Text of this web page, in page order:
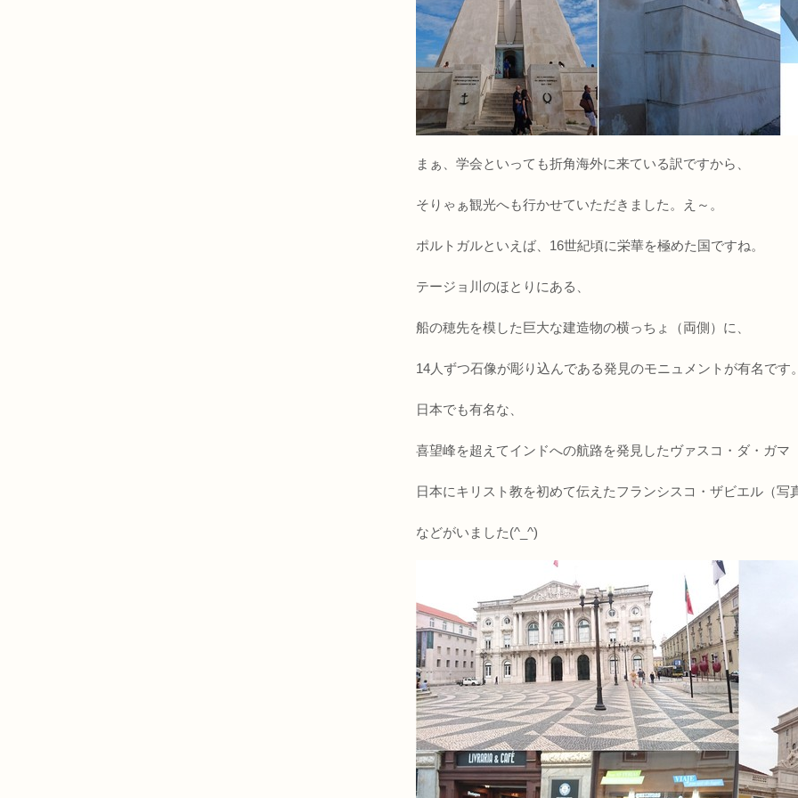
まぁ、学会といっても折角海外に来ている訳ですから、
そりゃぁ観光へも行かせていただきました。え～。
ポルトガルといえば、16世紀頃に栄華を極めた国ですね。
テージョ川のほとりにある、
船の穂先を模した巨大な建造物の横っちょ（両側）に、
14人ずつ石像が彫り込んである発見のモニュメントが有名です
日本でも有名な、
喜望峰を超えてインドへの航路を発見したヴァスコ・ダ・ガマ
日本にキリスト教を初めて伝えたフランシスコ・ザビエル（写
などがいました(^_^)